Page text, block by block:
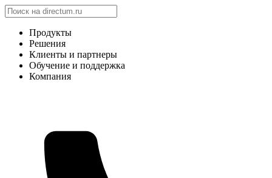
Продукты
Решения
Клиенты и партнеры
Обучение и поддержка
Компания